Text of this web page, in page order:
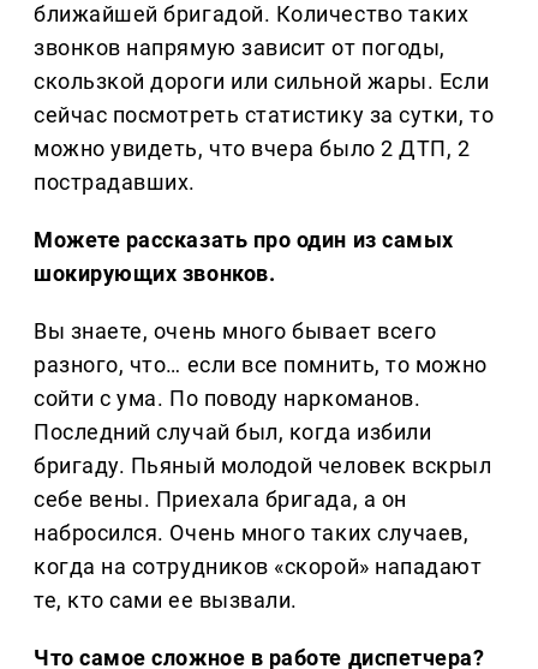
ближайшей бригадой. Количество таких
звонков напрямую зависит от погоды,
скользкой дороги или сильной жары. Если
сейчас посмотреть статистику за сутки, то
можно увидеть, что вчера было 2 ДТП, 2
пострадавших.
Можете рассказать про один из самых
шокирующих звонков.
Вы знаете, очень много бывает всего
разного, что… если все помнить, то можно
сойти с ума. По поводу наркоманов.
Последний случай был, когда избили
бригаду. Пьяный молодой человек вскрыл
себе вены. Приехала бригада, а он
набросился. Очень много таких случаев,
когда на сотрудников «скорой» нападают
те, кто сами ее вызвали.
Что самое сложное в работе диспетчера?